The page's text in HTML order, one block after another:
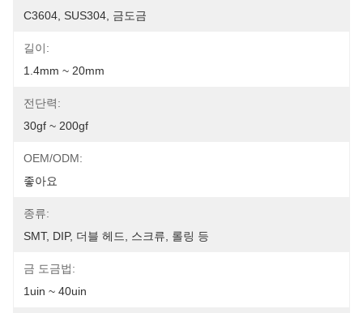
C3604, SUS304, 금도금
길이:
1.4mm ~ 20mm
전단력:
30gf ~ 200gf
OEM/ODM:
좋아요
종류:
SMT, DIP, 더블 헤드, 스크류, 롤링 등
금 도금법:
1uin ~ 40uin